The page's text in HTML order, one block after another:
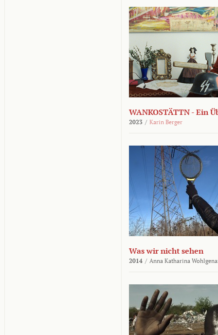
WANKOSTÄTTN - Ein
2023 / Karin Berger
Was wir nicht sehen
2014 / Anna Katharina